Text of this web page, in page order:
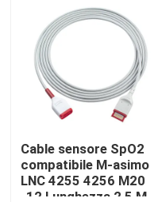
Cable sensore SpO2
compatibile M-asimo
LNC 4255 4256 M20
-12 Lunghezza 2,5 M